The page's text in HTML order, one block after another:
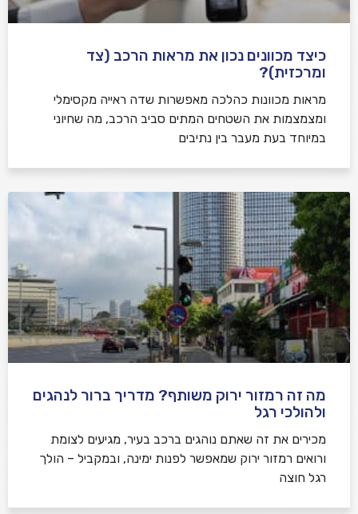
כיצד מכוונים נכון את מראות הרכב (צד
ומרכזית)?
מראות מכוונות כהלכה מאפשרות שדה ראייה מקסימלי
ומצמצמות את השטחים המתים סביב הרכב, מה שחיוני
במיוחד בעת מעבר בין נתיבים
מה זה רמזור ירוק משותף? מדריך ברור לנהגים
ולהולכי רגל
מכירים את זה שאתם נוהגים ברכב בעיר, מגיעים לצומת
ורואים רמזור ירוק שמאפשר לפנות ימינה, ובמקביל – הולך
רגל חוצה